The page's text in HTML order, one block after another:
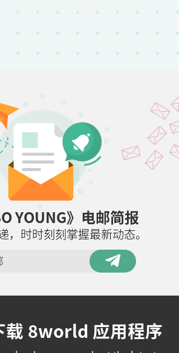
YOUNG》电邮简报
，时时刻刻掌握最新动态。
载 8world 应用程序